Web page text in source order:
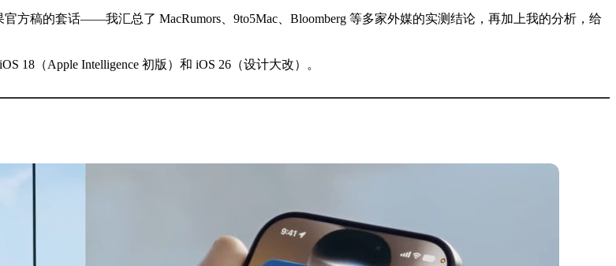
方稿的套话——我汇总了 MacRumors、9to5Mac、Bloomberg 等多家外媒的实测结论，再加上我的分析，给
（Apple Intelligence 初版）和 iOS 26（设计大改）。